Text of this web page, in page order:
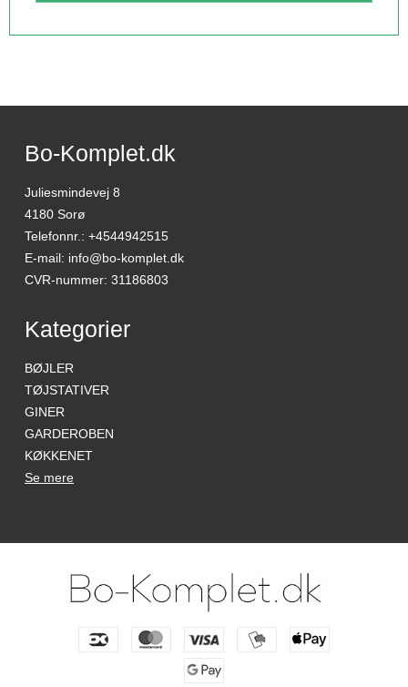
Bo-Komplet.dk
Juliesmindevej 8
4180 Sorø
Telefonnr. : +4544942515
E-mail: info@bo-komplet.dk
CVR-nummer: 31186803
Kategorier
BØJLER
TØJSTATIVER
GINER
GARDEROBEN
KØKKENET
Se mere